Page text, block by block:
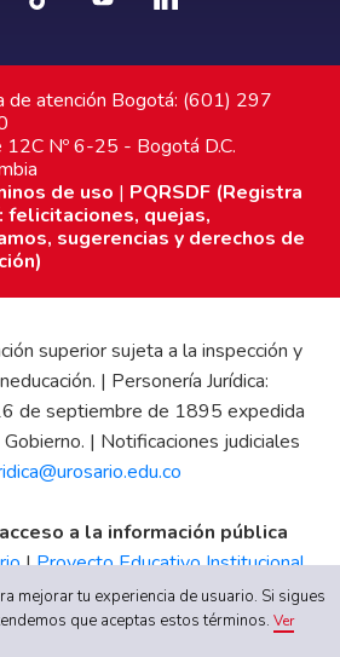
de atención Bogotá: (601) 297
12C Nº 6-25 - Bogotá D.C.
de uso | PQRSDF (Registra
felicitaciones, quejas,
sugerencias y derechos de
superior sujeta a la inspección y
| Personería Jurídica:
de septiembre de 1895 expedida
| Notificaciones judiciales
a la información pública
|Proyecto Educativo Institucional
|Boletín Estadístico|Régimen
|Código de Ética|Canal
mejorar tu experiencia de usuario. Si sigues
que aceptas estos términos.Ver